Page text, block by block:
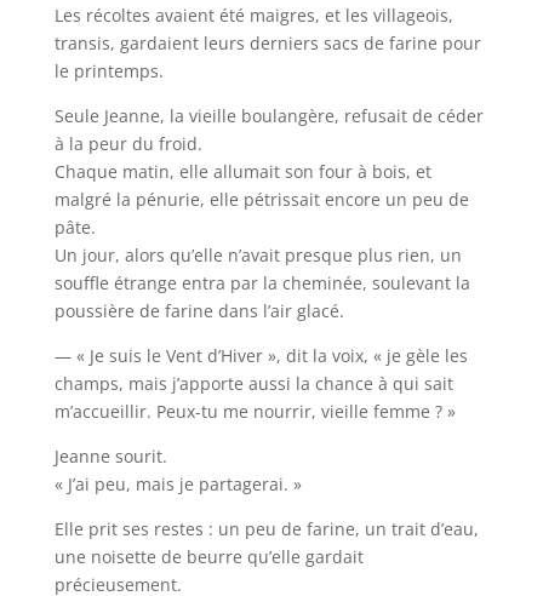
Les récoltes avaient été maigres, et les villageois,
transis, gardaient leurs derniers sacs de farine pour
le printemps.
Seule Jeanne, la vieille boulangère, refusait de céder
à la peur du froid.
Chaque matin, elle allumait son four à bois, et
malgré la pénurie, elle pétrissait encore un peu de
pâte.
Un jour, alors qu’elle n’avait presque plus rien, un
souffle étrange entra par la cheminée, soulevant la
poussière de farine dans l’air glacé.
— « Je suis le Vent d’Hiver », dit la voix, « je gèle les
champs, mais j’apporte aussi la chance à qui sait
m’accueillir. Peux-tu me nourrir, vieille femme ? »
Jeanne sourit.
« J’ai peu, mais je partagerai. »
Elle prit ses restes : un peu de farine, un trait d’eau,
une noisette de beurre qu’elle gardait
précieusement.